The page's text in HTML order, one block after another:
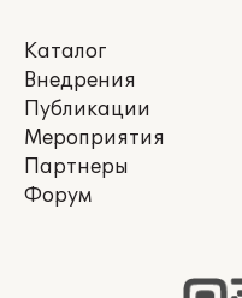
Каталог
Внедрения
Публикации
Мероприятия
Партнеры
Форум